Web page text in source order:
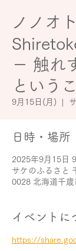
ノノオ
－ 触れ
という
9月15日(月)
日時・場所
2025年9月15日
サケのふるさと
0028 北海道千歳
イベントに
https://